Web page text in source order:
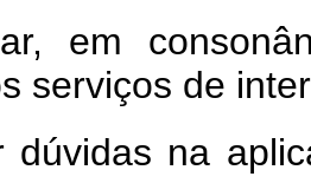
em
serviços de
dúvidas na